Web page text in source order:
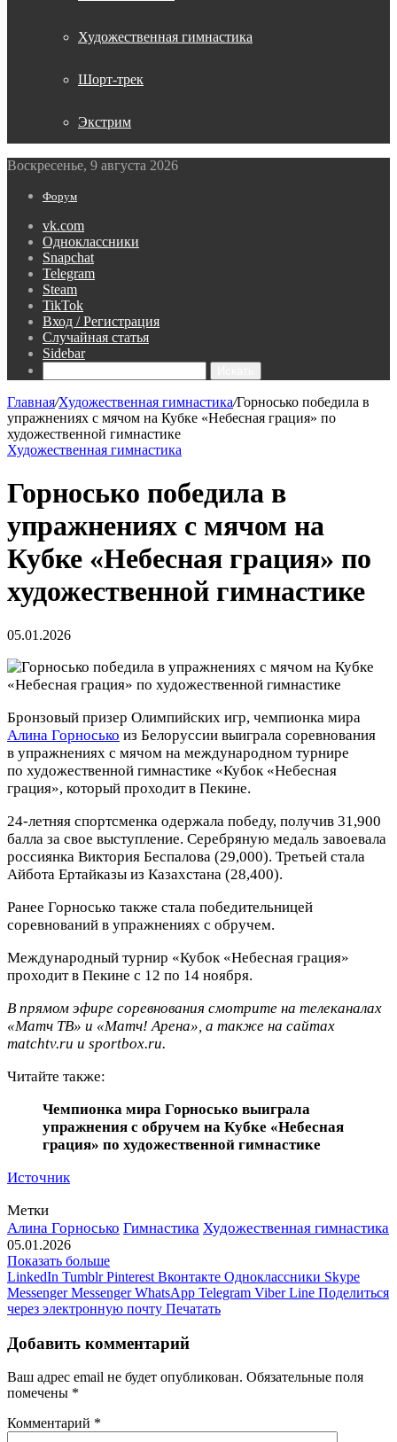
Художественная гимнастика
Шорт-трек
Экстрим
Воскресенье, 9 августа 2026
Форум
vk.com
Одноклассники
Snapchat
Telegram
Steam
TikTok
Вход / Регистрация
Случайная статья
Sidebar
Главная/Художественная гимнастика/Горносько победила в
упражнениях с мячом на Кубке «Небесная грация» по
художественной гимнастике
Художественная гимнастика
Горносько победила в
упражнениях с мячом на
Кубке «Небесная грация» по
художественной гимнастике
05.01.2026
Бронзовый призер Олимпийских игр, чемпионка мира
Алина Горносько из Белоруссии выиграла соревнования
в упражнениях с мячом на международном турнире
по художественной гимнастике «Кубок «Небесная
грация», который проходит в Пекине.
24‑летняя спортсменка одержала победу, получив 31,900
балла за свое выступление. Серебряную медаль завоевала
россиянка Виктория Беспалова (29,000). Третьей стала
Айбота Ертайказы из Казахстана (28,400).
Ранее Горносько также стала победительницей
соревнований в упражнениях с обручем.
Международный турнир «Кубок «Небесная грация»
проходит в Пекине с 12 по 14 ноября.
В прямом эфире соревнования смотрите на телеканалах
«Матч ТВ» и «Матч! Арена», а также на сайтах
matchtv.ru и sportbox.ru.
Читайте также:
Чемпионка мира Горносько выиграла
упражнения с обручем на Кубке «Небесная
грация» по художественной гимнастике
Источник
Метки
Алина Горносько Гимнастика Художественная гимнастика
05.01.2026
Показать больше
LinkedIn Tumblr Pinterest Вконтакте Одноклассники Skype
Messenger Messenger WhatsApp Telegram Viber Line Поделиться
через электронную почту Печатать
Добавить комментарий
Ваш адрес email не будет опубликован. Обязательные поля
помечены *
Комментарий *